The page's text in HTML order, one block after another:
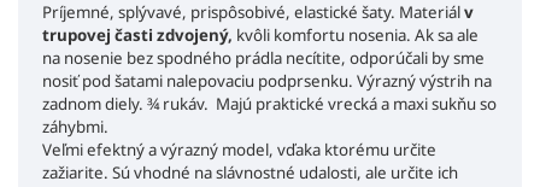
Príjemné, splývavé, prispôsobivé, elastické šaty. Materiálv
trupovej časti zdvojený, kvôli komfortu nosenia. Ak sa ale
na nosenie bez spodného prádla necítite, odporúčali by sme
nosiť pod šatami nalepovaciu podprsenku. Výrazný výstrih na
zadnom diely. ¾ rukáv. Majú praktické vrecká a maxi sukňu so
záhybmi.
Veľmi efektný a výrazný model, vďaka ktorému určite
zažiarite. Sú vhodné na slávnostné udalosti, ale určite ich